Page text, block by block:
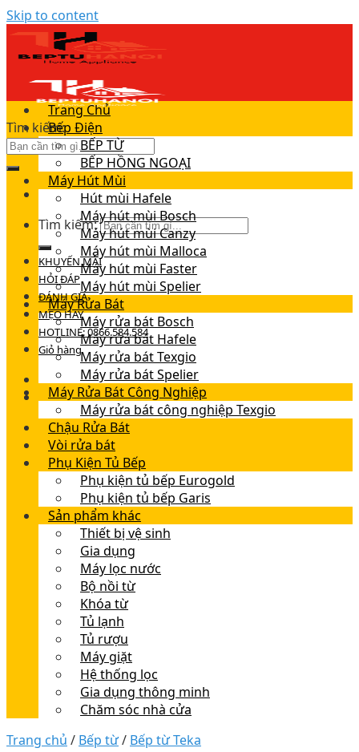
Skip to content
Tìm kiếm:
Tìm kiếm:
KHUYẾN MÃI
HỎI ĐÁP
ĐÁNH GIÁ
MẸO HAY
HOTLINE: 0866.584.584
Giỏ hàng
Trang Chủ
Bếp Điện
BẾP TỪ
BẾP HỒNG NGOẠI
Máy Hút Mùi
Hút mùi Hafele
Máy hút mùi Bosch
Máy hút mùi Canzy
Máy hút mùi Malloca
Máy hút mùi Faster
Máy hút mùi Spelier
Máy Rửa Bát
Máy rửa bát Bosch
Máy rửa bát Hafele
Máy rửa bát Texgio
Máy rửa bát Spelier
Máy Rửa Bát Công Nghiệp
Máy rửa bát công nghiệp Texgio
Chậu Rửa Bát
Vòi rửa bát
Phụ Kiện Tủ Bếp
Phụ kiện tủ bếp Eurogold
Phụ kiện tủ bếp Garis
Sản phẩm khác
Thiết bị vệ sinh
Gia dụng
Máy lọc nước
Bộ nồi từ
Khóa từ
Tủ lạnh
Tủ rượu
Máy giặt
Hệ thống lọc
Gia dụng thông minh
Chăm sóc nhà cửa
Trang chủ / Bếp từ/ Bếp từ Teka